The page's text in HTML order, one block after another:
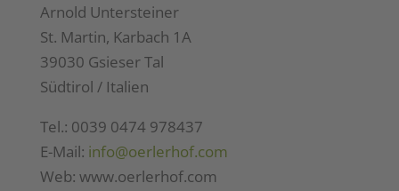
Arnold Untersteiner
St. Martin, Karbach 1A
39030 Gsieser Tal
Südtirol / Italien
Tel.: 0039 0474 978437
E-Mail: info@oerlerhof.com
Web: www.oerlerhof.com